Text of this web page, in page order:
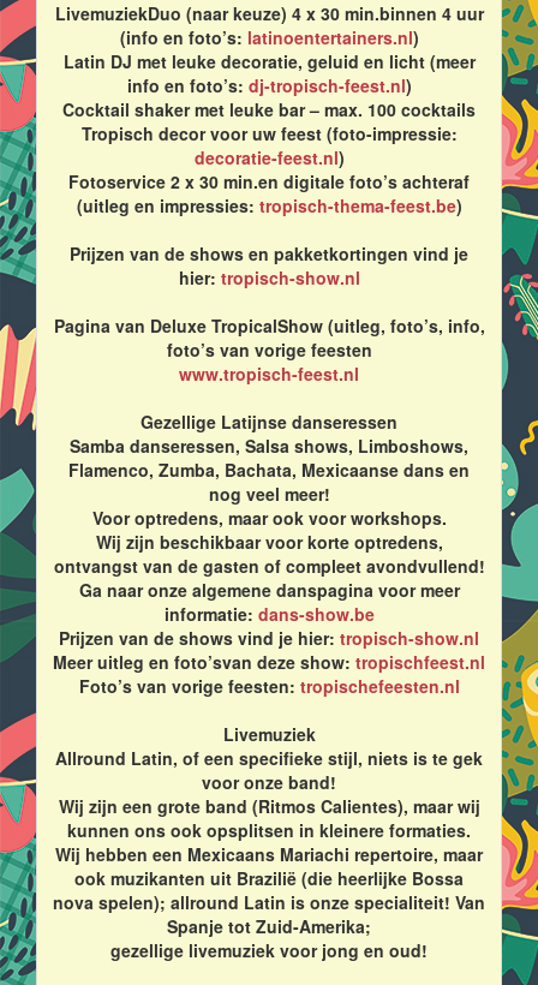
LivemuziekDuo (naar keuze) 4 x 30 min.binnen 4 uur
(info en foto’s: latinoentertainers.nl)
Latin DJ met leuke decoratie, geluid en licht (meer
info en foto’s: dj-tropisch-feest.nl)
Cocktail shaker met leuke bar – max. 100 cocktails
Tropisch decor voor uw feest (foto-impressie:
decoratie-feest.nl)
Fotoservice 2 x 30 min.en digitale foto’s achteraf
(uitleg en impressies: tropisch-thema-feest.be)
Prijzen van de shows en pakketkortingen vind je
hier: tropisch-show.nl
Pagina van Deluxe TropicalShow (uitleg, foto’s, info,
foto’s van vorige feesten
www.tropisch-feest.nl
Gezellige Latijnse danseressen
Samba danseressen, Salsa shows, Limboshows,
Flamenco, Zumba, Bachata, Mexicaanse dans en
nog veel meer!
Voor optredens, maar ook voor workshops.
Wij zijn beschikbaar voor korte optredens,
ontvangst van de gasten of compleet avondvullend!
Ga naar onze algemene danspagina voor meer
informatie: dans-show.be
Prijzen van de shows vind je hier: tropisch-show.nl
Meer uitleg en foto’svan deze show: tropischfeest.nl
Foto’s van vorige feesten: tropischefeesten.nl
Livemuziek
Allround Latin, of een specifieke stijl, niets is te gek
voor onze band!
Wij zijn een grote band (Ritmos Calientes), maar wij
kunnen ons ook opsplitsen in kleinere formaties.
Wij hebben een Mexicaans Mariachi repertoire, maar
ook muzikanten uit Brazilië (die heerlijke Bossa
nova spelen); allround Latin is onze specialiteit! Van
Spanje tot Zuid-Amerika;
gezellige livemuziek voor jong en oud!